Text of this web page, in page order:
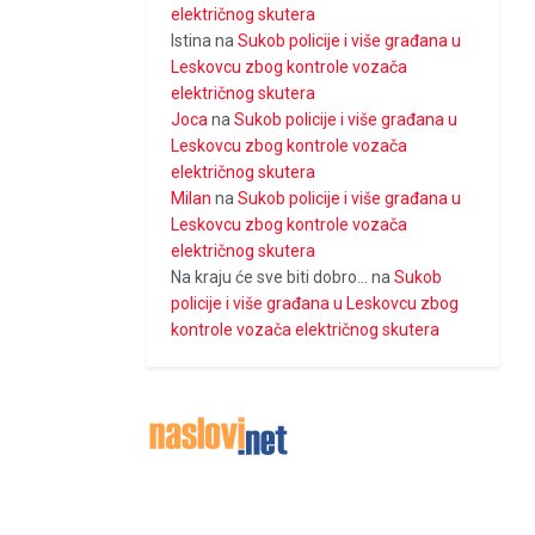
električnog skutera
Istina naSukob policije i više građana u
Leskovcu zbog kontrole vozača
električnog skutera
Joca naSukob policije i više građana u
Leskovcu zbog kontrole vozača
električnog skutera
Milan naSukob policije i više građana u
Leskovcu zbog kontrole vozača
električnog skutera
Na kraju će sve biti dobro...
naSukob
policije i više građana u Leskovcu zbog
kontrole vozača električnog skutera